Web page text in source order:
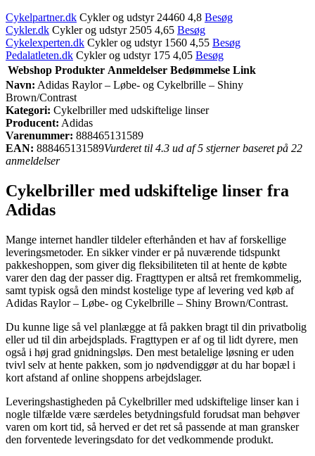
Cykelpartner.dk Cykler og udstyr 24460 4,8 Besøg
Cykler.dk Cykler og udstyr 2505 4,65 Besøg
Cykelexperten.dk Cykler og udstyr 1560 4,55 Besøg
Pedalatleten.dk Cykler og udstyr 175 4,05 Besøg
Webshop Produkter Anmeldelser Bedømmelse Link
Navn: Adidas Raylor – Løbe- og Cykelbrille – Shiny
Brown/Contrast
Kategori: Cykelbriller med udskiftelige linser
Producent: Adidas
Varenummer: 888465131589
EAN: 888465131589Vurderet til 4.3 ud af 5 stjerner baseret på 22
anmeldelser
Cykelbriller med udskiftelige linser fra
Adidas
Mange internet handler tildeler efterhånden et hav af forskellige
leveringsmetoder. En sikker vinder er på nuværende tidspunkt
pakkeshoppen, som giver dig fleksibiliteten til at hente de købte
varer den dag der passer dig. Fragttypen er altså ret fremkommelig,
samt typisk også den mindst kostelige type af levering ved køb af
Adidas Raylor – Løbe- og Cykelbrille – Shiny Brown/Contrast.
Du kunne lige så vel planlægge at få pakken bragt til din privatbolig
eller ud til din arbejdsplads. Fragttypen er af og til lidt dyrere, men
også i høj grad gnidningsløs. Den mest betalelige løsning er uden
tvivl selv at hente pakken, som jo nødvendiggør at du har bopæl i
kort afstand af online shoppens arbejdslager.
Leveringshastigheden på Cykelbriller med udskiftelige linser kan i
nogle tilfælde være særdeles betydningsfuld forudsat man behøver
varen om kort tid, så herved er det ret så passende at man gransker
den forventede leveringsdato for det vedkommende produkt.